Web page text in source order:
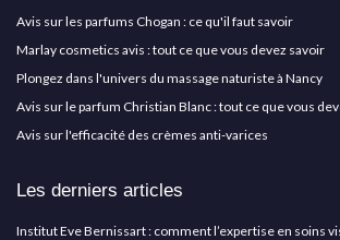
Avis sur les parfums Chogan : ce qu'il faut savoir
Marlay cosmetics avis : tout ce que vous devez savoir
Plongez dans l'univers du massage naturiste à Nancy
Avis sur le parfum Christian Blanc : tout ce que vous
Avis sur l'efficacité des crèmes anti-varices
Les derniers articles
Institut Eve Bernissart : comment l’expertise en soins